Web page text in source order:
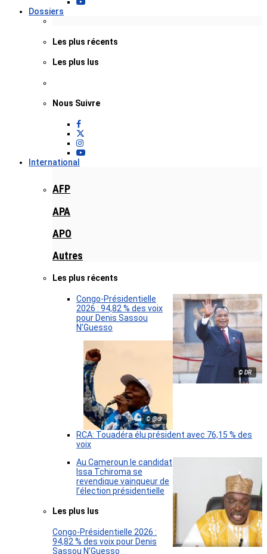
Dossiers
Les plus récents
Les plus lus
Nous Suivre
International
AFP
APA
APO
Autres
Les plus récents
© DR
Congo-Présidentielle
2026 : 94,82 % des voix
pour Denis Sassou
N’Guesso
© @dr
RCA: Touadéra élu président avec 76,15 % des
voix
Au Cameroun le candidat
Issa Tchiroma se
revendique vainqueur de
l’élection présidentielle
Les plus lus
Congo-Présidentielle 2026 :
94,82 % des voix pour Denis
Sassou N’Guesso